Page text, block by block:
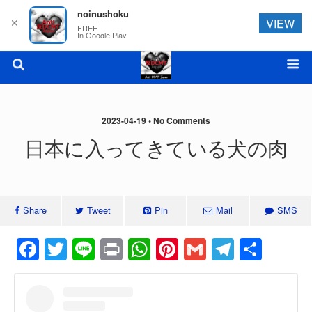
2023-04-19 • No Comments
日本に入ってきている犬の肉
Share Tweet Pin Mail SMS
F
a
T
wi
Li
n
Pr
in
W
h
Pi
nt
G
m
T
el 有
✕
noinushoku
FREE
In Google Play
VIEW